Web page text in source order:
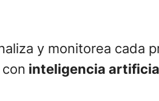
y monitorea cada
inteligencia